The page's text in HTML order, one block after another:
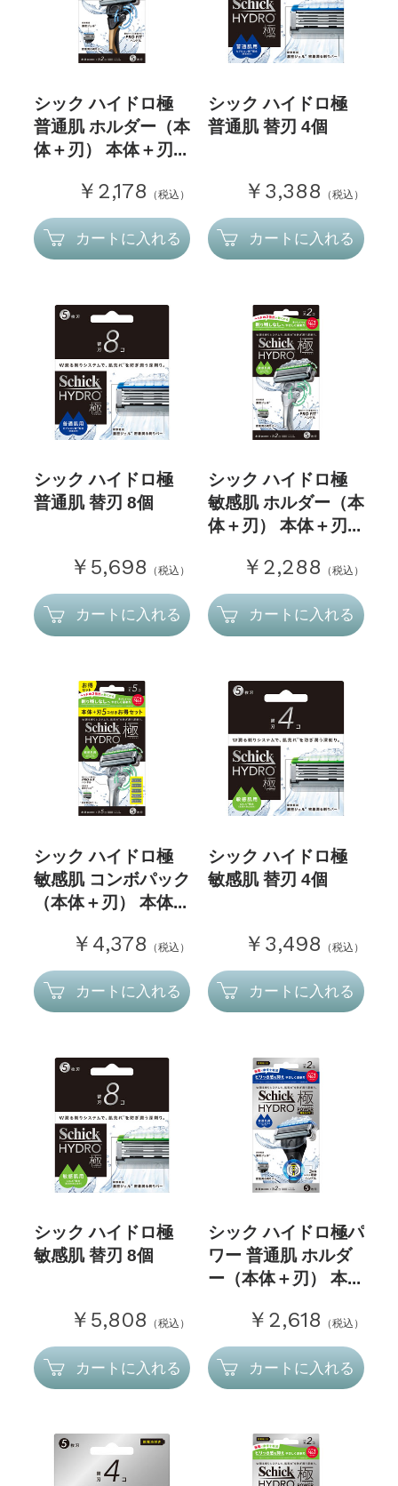
シック ハイドロ極
普通肌 ホルダー（本
体＋刃） 本体＋刃...
￥2,178 （税込）
カートに入れる
シック ハイドロ極
普通肌 替刃 4個
￥3,388 （税込）
カートに入れる
シック ハイドロ極
普通肌 替刃 8個
￥5,698 （税込）
カートに入れる
シック ハイドロ極
敏感肌 ホルダー（本
体＋刃） 本体＋刃...
￥2,288 （税込）
カートに入れる
シック ハイドロ極
敏感肌 コンボパック
（本体＋刃） 本体...
￥4,378 （税込）
カートに入れる
シック ハイドロ極
敏感肌 替刃 4個
￥3,498 （税込）
カートに入れる
シック ハイドロ極
敏感肌 替刃 8個
￥5,808 （税込）
カートに入れる
シック ハイドロ極パ
ワー 普通肌 ホルダ
ー（本体＋刃） 本...
￥2,618 （税込）
カートに入れる